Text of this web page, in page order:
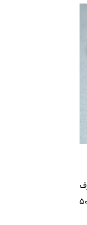
۳۵۵ میلی‌لیتر آب‌جو، ۱۱۸ میلی‌لیتر شراب و ۲۹ میلی‌لیتر نوشیدنی با الکل ۵۰